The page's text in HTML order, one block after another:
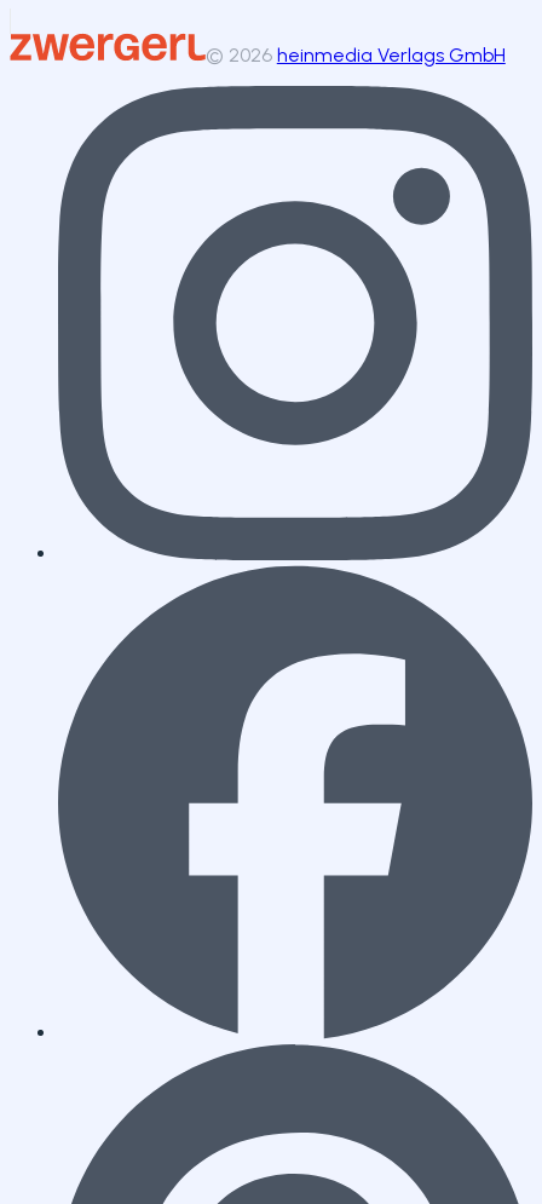
© 2026 heinmedia Verlags GmbH